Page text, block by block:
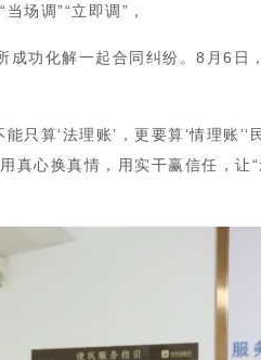
场调”“立即调”，
成功化解一起合同纠纷。8月6
只算‘法理账’，更要算‘情理账
真心换真情，用实干赢信任，